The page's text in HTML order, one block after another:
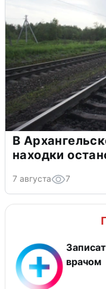
В
находки
7 августа 7
врачом